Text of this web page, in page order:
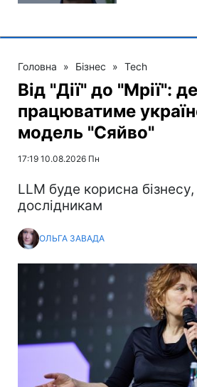
Головна » Бізнес » Tech
Від "Дії" до "Мрії": де
працюватиме
модель "Сяйво"
17:19 10.08.2026 Пн
LLM буде корисна
дослідникам
ОЛЬГА ЗАВАДА